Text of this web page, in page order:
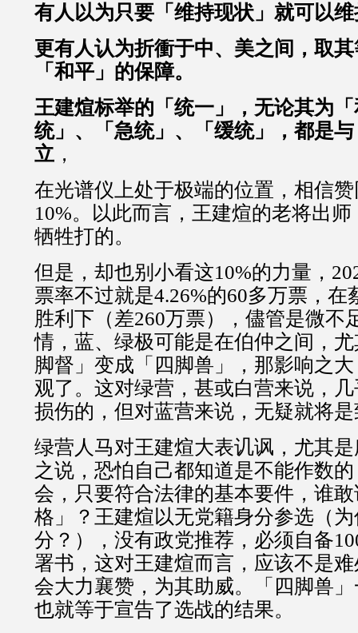
有人以为只要「维持现状」就可以
更有人认为折衝于中、美之间，取
「和平」的保障。
王建煊标举的「统一」，无论其为
统」、「急统」、「缓统」，都是
立 ，
在光谱仪上处于极端的位置，相信
10%。以此而言，王建煊的老将出
牺牲打的。
但是，却也别小看这10%的力量，
票率不过就是4.26%的60多万票，在
胜利下（差260万票），儘管是微不
情，蓝、绿极可能是在伯仲之间，
脚督」变成「四脚兽」，那影响之
观了。这对绿营，甚或白营来说，
损伤的，但对蓝营来说，无疑就将
绿营人马对王建煊大表讥讽，尤其
之说，恐怕自己都知道是不能作数
会，只要符合法律的基本要件，谁
格」？王建煊以无党籍身分参选（
分？），没有政党推荐，必须自备
署书，这对王建煊而言，应该不是
会大力襄赞，为其助威。「四脚兽
也就等于宣告了选战的结果。